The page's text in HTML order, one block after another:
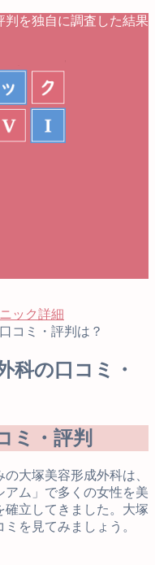
を独自に調査した結果
ック詳細
コミ・評判は？
科の口コミ・
ミ・評判
大塚美容形成外科は、
アム」で多くの女性を美
確立してきました。大塚
を見てみましょう。